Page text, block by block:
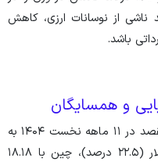
از نوسانات ارزی، کاهش
باشد.
و همسایگان
در بخش صادرات غیرنفتی، کشور‌های مقصد در ۱۱ ماهه نخست ۱۴۰۴ به
ترتیب شامل عراق با ۲۵.۶۹ میلیارد دلار (۲۲.۵ درصد)، چین با ۱۸.۱۸